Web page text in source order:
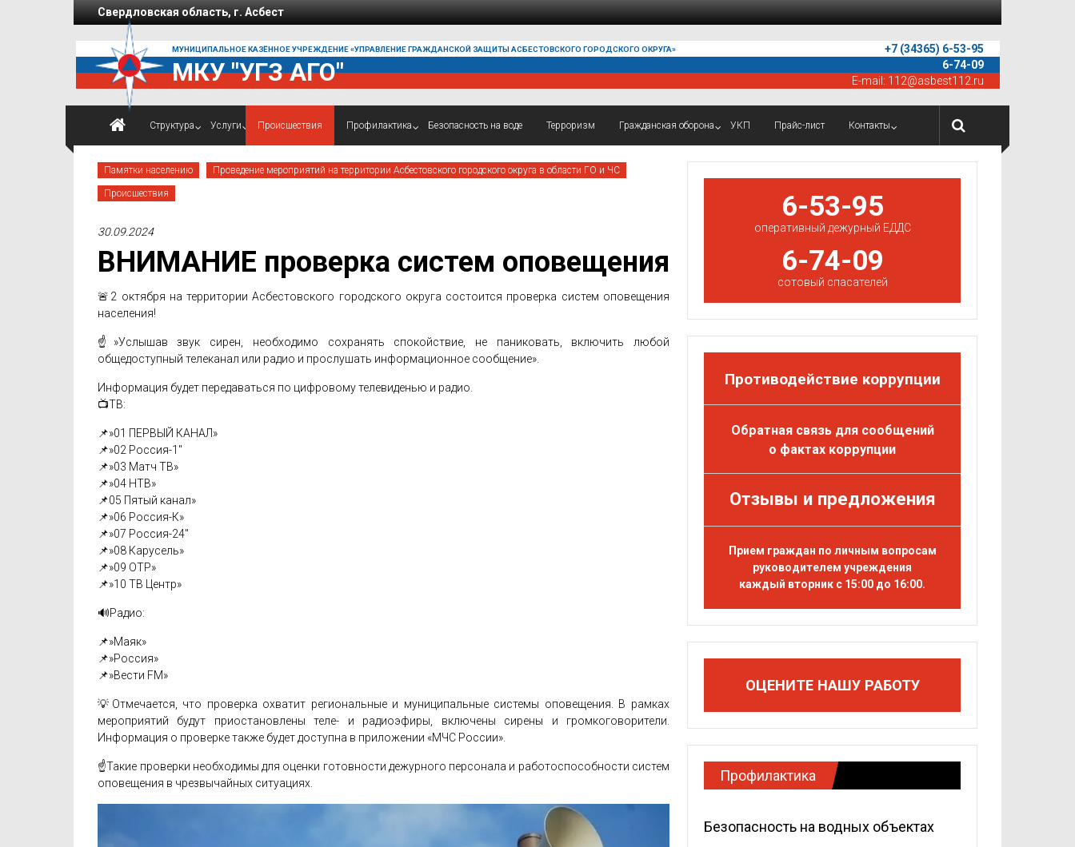
Перейти к содержимому
Свердловская область, г. Асбест
+7 (34365) 6-53-95
6-74-09
E-mail: 112@asbest112.ru
МУНИЦИПАЛЬНОЕ КАЗЁННОЕ УЧРЕЖДЕНИЕ «УПРАВЛЕНИЕ ГРАЖДАНСКОЙ ЗАЩИТЫ АСБЕСТОВСКОГО ГОРОДСКОГО ОКРУГА»
МКУ "УГЗ АГО"
Структура Услуги Проиcшествия Профилактика Безопасность на воде Терроризм Гражданская оборона УКП Прайс-лист Контакты
Памятки населению Проведение мероприятий на территории Асбестовского городского округа в области ГО и ЧС
Проиcшествия
30.09.2024
ВНИМАНИЕ проверка систем оповещения
🚨2 октября на территории Асбестовского городского округа состоится проверка систем оповещения
населения!
☝»Услышав звук сирен, необходимо сохранять спокойствие, не паниковать, включить любой
общедоступный телеканал или радио и прослушать информационное сообщение».
Информация будет передаваться по цифровому телевиденью и радио.
📺ТВ:
📌»01 ПЕРВЫЙ КАНАЛ»
📌»02 Россия-1″
📌»03 Матч ТВ»
📌»04 НТВ»
📌05 Пятый канал»
📌»06 Россия-К»
📌»07 Россия-24″
📌»08 Карусель»
📌»09 ОТР»
📌»10 ТВ Центр»
🔊Радио:
📌»Маяк»
📌»Россия»
📌»Вести FM»
💡Отмечается, что проверка охватит региональные и муниципальные системы оповещения. В рамках
мероприятий будут приостановлены теле- и радиоэфиры, включены сирены и громкоговорители.
Информация о проверке также будет доступна в приложении «МЧС России».
☝Такие проверки необходимы для оценки готовности дежурного персонала и работоспособности систем
оповещения в чрезвычайных ситуациях.
6-53-95
оперативный дежурный ЕДДС
6-74-09
сотовый спасателей
Противодействие коррупции
Обратная связь для сообщений
о фактах коррупции
Отзывы и предложения
Прием граждан по личным вопросам
руководителем учреждения
каждый вторник с 15:00 до 16:00.
ОЦЕНИТЕ НАШУ РАБОТУ
Профилактика
Безопасность на водных объектах